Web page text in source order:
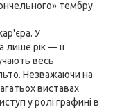
тембру.
У
лише рік — її
весь
Незважаючи на
виставах
у ролі графині в